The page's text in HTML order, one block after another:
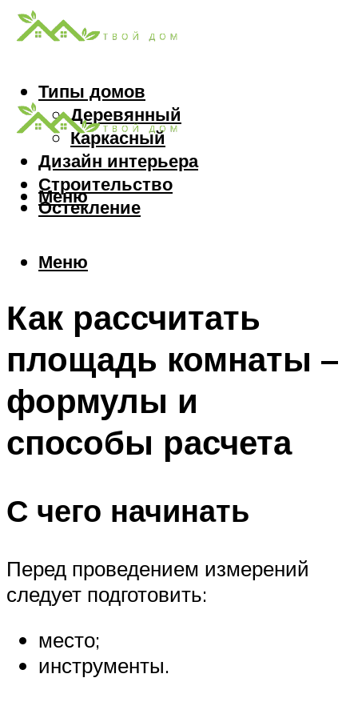
Типы домов
Деревянный
Каркасный
Дизайн интерьера
Строительство
Остекление
Меню
Меню
Как рассчитать
площадь комнаты –
формулы и
способы расчета
С чего начинать
Перед проведением измерений
следует подготовить:
место;
инструменты.